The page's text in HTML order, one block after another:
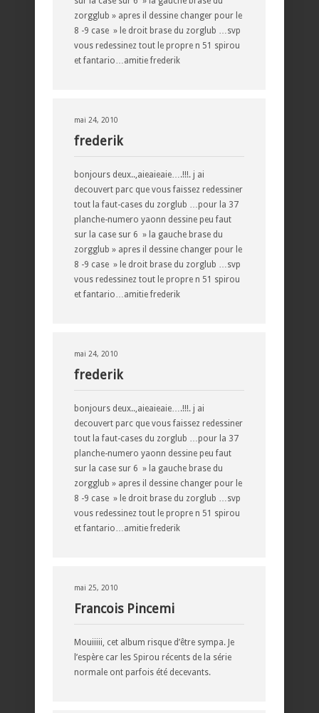
zorgglub » apres il dessine changer pour le
8 -9 case » le droit brase du zorglub …svp
vous redessinez tout le propre n 51 spirou
et fantario…amitie frederik
mai 24, 2010
frederik
bonjours deux..,aieaieaie….!!!. j ai
decouvert parc que vous faissez redessiner
tout la faut-cases du zorglub …pour la 37
planche-numero yaonn dessine peu faut
sur la case sur 6 » la gauche brase du
zorgglub » apres il dessine changer pour le
8 -9 case » le droit brase du zorglub …svp
vous redessinez tout le propre n 51 spirou
et fantario…amitie frederik
mai 24, 2010
frederik
bonjours deux..,aieaieaie….!!!. j ai
decouvert parc que vous faissez redessiner
tout la faut-cases du zorglub …pour la 37
planche-numero yaonn dessine peu faut
sur la case sur 6 » la gauche brase du
zorgglub » apres il dessine changer pour le
8 -9 case » le droit brase du zorglub …svp
vous redessinez tout le propre n 51 spirou
et fantario…amitie frederik
mai 25, 2010
Francois Pincemi
Mouiiiii, cet album risque d’être sympa. Je
l’espère car les Spirou récents de la série
normale ont parfois été decevants.